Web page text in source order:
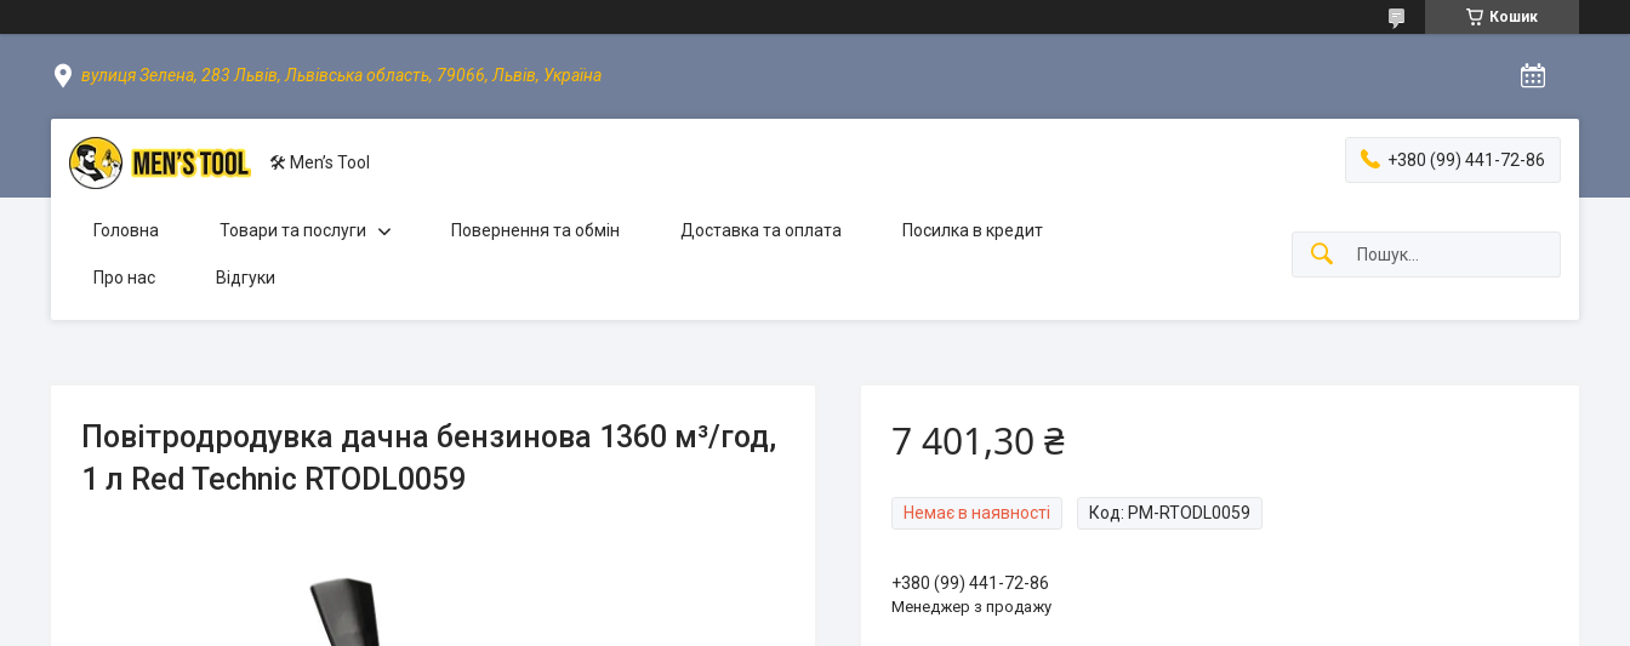
Кошик
вулиця Зелена, 283 Львів, Львівська область, 79066, Львів, Україна
🛠 Men’s Tool +380 (99) 441-72-86
Головна Товари та послуги Повернення та обмін Доставка та оплата Посилка в кредит
Про нас Відгуки
Повітродродувка дачна бензинова 1360 м³/год,
1 л Red Technic RTODL0059
7 401,30 ₴
Немає в наявності Код: PM-RTODL0059
+380 (99) 441-72-86
Менеджер з продажу